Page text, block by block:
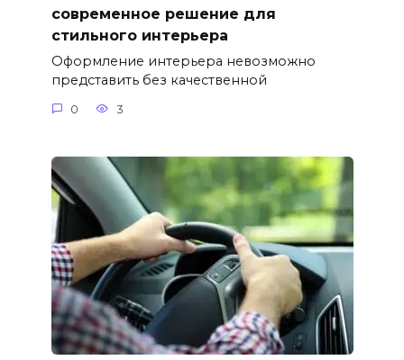
современное решение для
стильного интерьера
Оформление интерьера невозможно
представить без качественной
0 3